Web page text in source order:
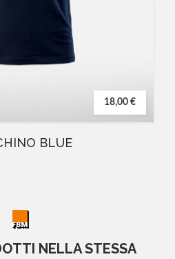
18,00 €
BLUE
NELLA STESSA